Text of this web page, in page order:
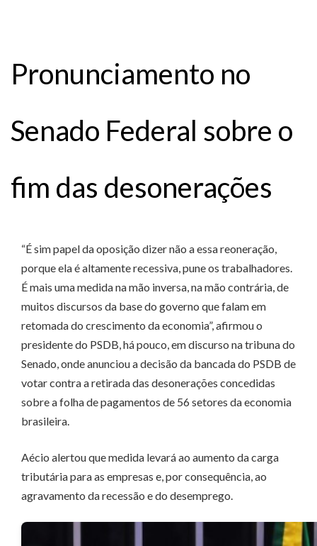
Pronunciamento no
Senado Federal sobre o
fim das desonerações
“É sim papel da oposição dizer não a essa reoneração,
porque ela é altamente recessiva, pune os trabalhadores.
É mais uma medida na mão inversa, na mão contrária, de
muitos discursos da base do governo que falam em
retomada do crescimento da economia”, afirmou o
presidente do PSDB, há pouco, em discurso na tribuna do
Senado, onde anunciou a decisão da bancada do PSDB de
votar contra a retirada das desonerações concedidas
sobre a folha de pagamentos de 56 setores da economia
brasileira.
Aécio alertou que medida levará ao aumento da carga
tributária para as empresas e, por consequência, ao
agravamento da recessão e do desemprego.